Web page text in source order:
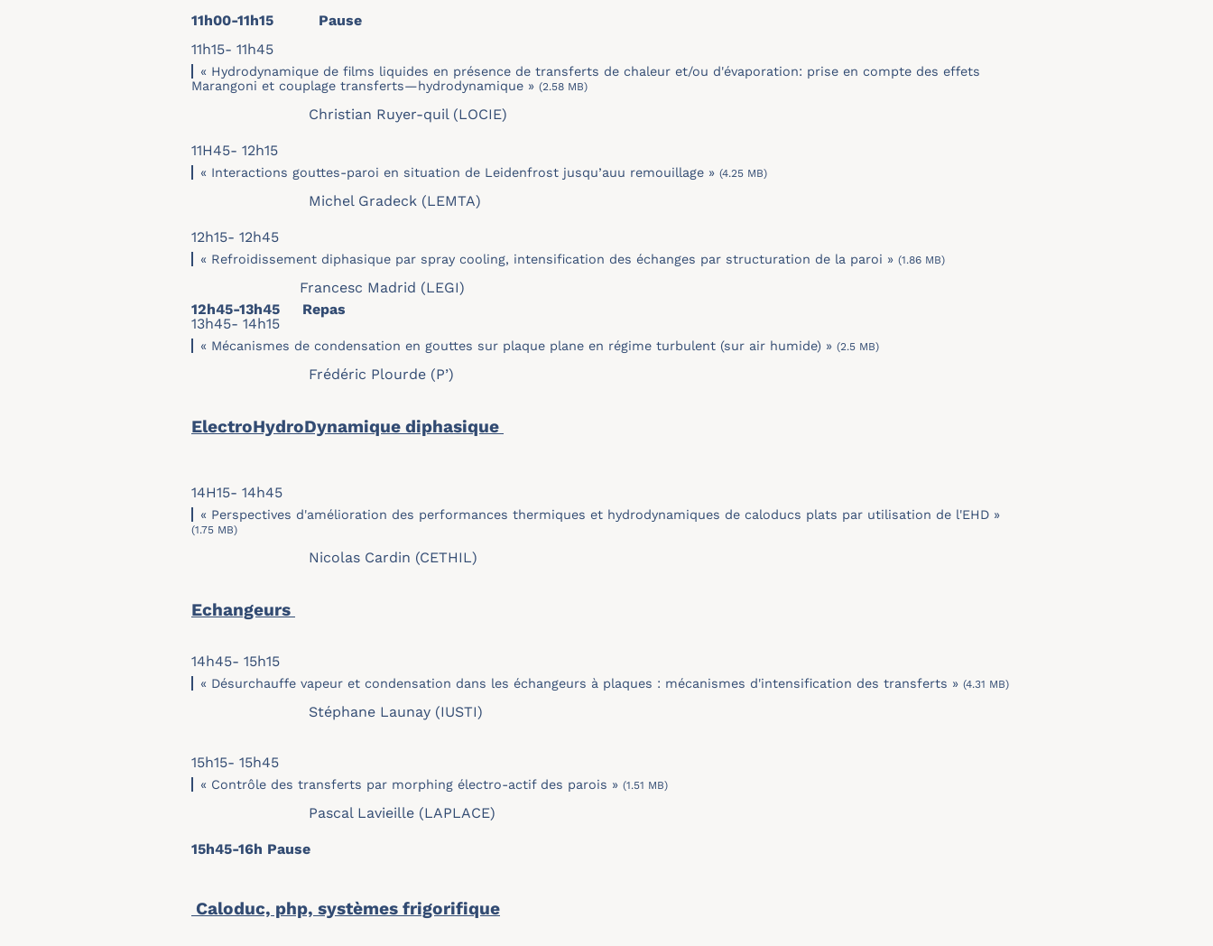
11h00-11h15 Pause
11h15- 11h45
« Hydrodynamique de films liquides en présence de transferts de chaleur et/ou d'évaporation: prise en compte des effets
Marangoni et couplage transferts—hydrodynamique » (2.58 MB)
Christian Ruyer-quil (LOCIE)
11H45- 12h15
« Interactions gouttes-paroi en situation de Leidenfrost jusqu’auu remouillage » (4.25 MB)
Michel Gradeck (LEMTA)
12h15- 12h45
« Refroidissement diphasique par spray cooling, intensification des échanges par structuration de la paroi » (1.86 MB)
Francesc Madrid (LEGI)
12h45-13h45 Repas
13h45- 14h15
« Mécanismes de condensation en gouttes sur plaque plane en régime turbulent (sur air humide) » (2.5 MB)
Frédéric Plourde (P’)
ElectroHydroDynamique diphasique
14H15- 14h45
« Perspectives d'amélioration des performances thermiques et hydrodynamiques de caloducs plats par utilisation de l'EHD »
(1.75 MB)
Nicolas Cardin (CETHIL)
Echangeurs
14h45- 15h15
« Désurchauffe vapeur et condensation dans les échangeurs à plaques : mécanismes d'intensification des transferts » (4.31 MB)
Stéphane Launay (IUSTI)
15h15- 15h45
« Contrôle des transferts par morphing électro-actif des parois » (1.51 MB)
Pascal Lavieille (LAPLACE)
15h45-16h Pause
Caloduc, php, systèmes frigorifique